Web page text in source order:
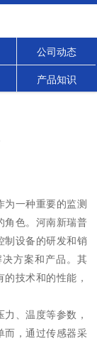
公司动态
产品知识
为一种重要的监测
角色。河南新瑞普
制设备的研发和销
方案和产品。其
技术和的性能，
、温度等参数，
而，通过传感器采